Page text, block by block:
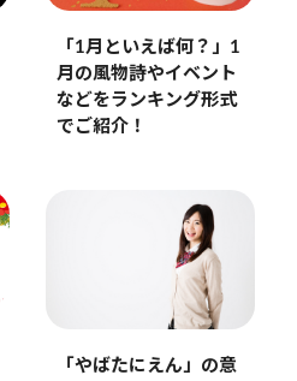
「1月といえば何？」1
月の風物詩やイベント
などをランキング形式
でご紹介！
「やばたにえん」の意